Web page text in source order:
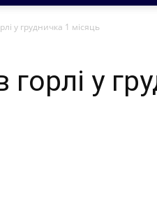
у грудничка 1 місяць
у